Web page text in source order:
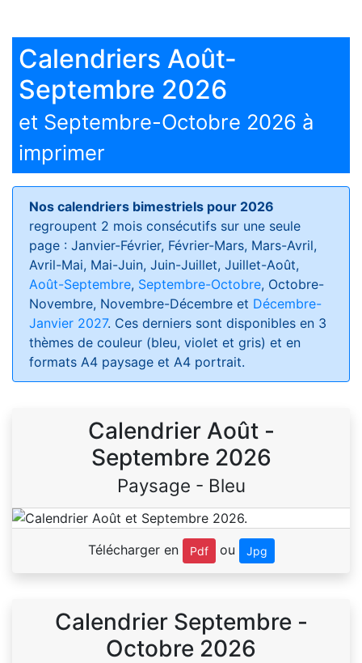
Calendriers Août-
Septembre 2026
et Septembre-Octobre 2026 à
imprimer
Nos calendriers bimestriels pour 2026
regroupent 2 mois consécutifs sur une seule
page : Janvier-Février, Février-Mars, Mars-Avril,
Avril-Mai, Mai-Juin, Juin-Juillet, Juillet-Août,
Août-Septembre, Septembre-Octobre, Octobre-
Novembre, Novembre-Décembre et Décembre-
Janvier 2027. Ces derniers sont disponibles en 3
thèmes de couleur (bleu, violet et gris) et en
formats A4 paysage et A4 portrait.
Calendrier Août -
Septembre 2026
Paysage - Bleu
Télécharger en Pdf ou Jpg
Calendrier Septembre -
Octobre 2026